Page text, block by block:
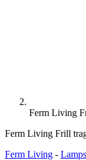
Ferm Living
Ferm Living Frill
Ferm Living - Lamps